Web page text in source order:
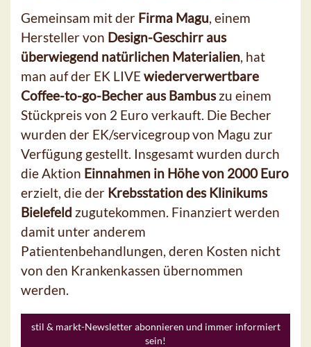
Gemeinsam mit der Firma Magu, einem
Hersteller von Design-Geschirr aus
überwiegend natürlichen Materialien, hat
man auf der EK LIVE wiederverwertbare
Coffee-to-go-Becher aus Bambuszu einem
Stückpreis von 2 Euro verkauft. Die Becher
wurden der EK/servicegroup von Magu zur
Verfügung gestellt. Insgesamt wurden durch
die Aktion Einnahmen in Höhe von 2000 Euro
erzielt, die der Krebsstation des Klinikums
Bielefeld zugutekommen. Finanziert werden
damit unter anderem
Patientenbehandlungen, deren Kosten nicht
von den Krankenkassen übernommen
werden.
stil & markt-Newsletter abonnieren und immer informiert
sein!